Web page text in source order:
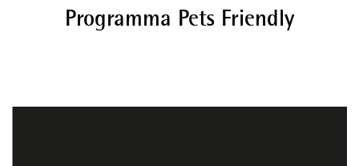
Programma Pets Friendly